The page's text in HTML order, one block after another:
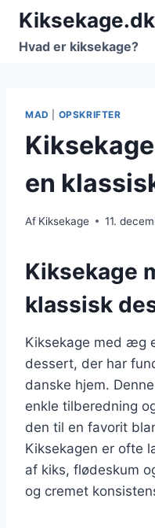
Fortsæt
indhold
Kiksekage.dk
Hvad er kiksekage?
MAD OPSKRIFTER
en
Af Kiksekage 11.
Kiksekage
klassisk
Kiksekage med æg
dessert, der har
danske hjem.
enkle tilberedning
den til en favorit
Kiksekagen er ofte
af kiks, flødeskum
og cremet